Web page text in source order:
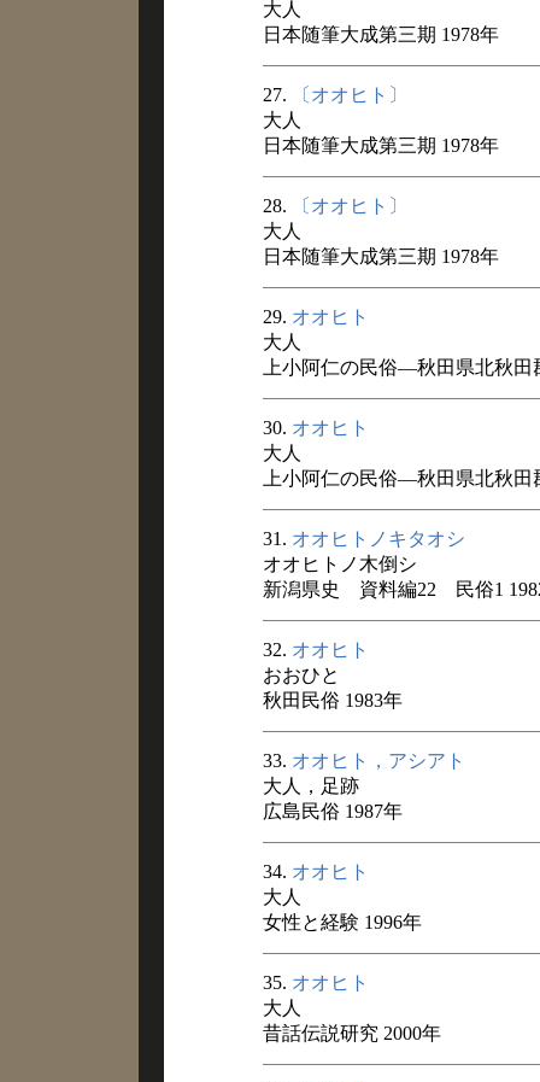
大人
日本随筆大成第三期 1978年
27.
〔オオヒト〕
大人
日本随筆大成第三期 1978年
28.
〔オオヒト〕
大人
日本随筆大成第三期 1978年
29. オオヒト
大人
上小阿仁の民俗―秋田県北秋
30. オオヒト
大人
上小阿仁の民俗―秋田県北秋
31. オオヒトノキタオシ
オオヒトノ木倒シ
新潟県史 資料編22 民俗1
32. オオヒト
おおひと
秋田民俗 1983年
33. オオヒト，アシアト
大人，足跡
広島民俗 1987年
34. オオヒト
大人
女性と経験 1996年
35. オオヒト
大人
昔話伝説研究 2000年